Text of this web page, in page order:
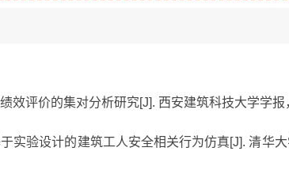
效评价的集对分析研究[J]. 西安建筑科技大学学
实验设计的建筑工人安全相关行为仿真[J]. 清华